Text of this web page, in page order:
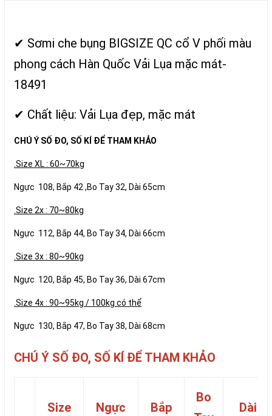
✔ Sơmi che bụng BIGSIZE QC cổ V phối màu
phong cách Hàn Quốc Vải Lụa mặc mát-
18491
✔ Chất liệu: Vải Lụa đẹp, mặc mát
CHÚ Ý SỐ ĐO, SỐ KÍ ĐỂ THAM KHẢO
.Size XL : 60~70kg
Ngực 108, Bắp 42 ,Bo Tay 32, Dài 65cm
.Size 2x : 70~80kg
Ngực 112, Bắp 44, Bo Tay 34, Dài 66cm
.Size 3x : 80~90kg
Ngực 120, Bắp 45, Bo Tay 36, Dài 67cm
.Size 4x : 90~95kg / 100kg có thể
Ngực 130, Bắp 47, Bo Tay 38, Dài 68cm
CHÚ Ý SỐ ĐO, SỐ KÍ ĐỂ THAM KHẢO
Size Ngực Bắp
Bo
Dài